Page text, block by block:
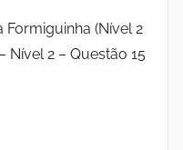
Formiguinha (Nível 2
Nível 2 – Questão 15